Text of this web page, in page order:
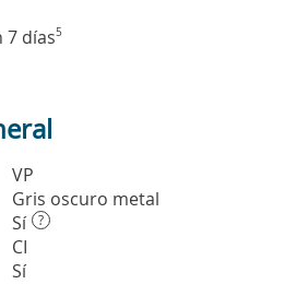
7 días5
VP
Gris oscuro metal
Sí ?
CI
Sí